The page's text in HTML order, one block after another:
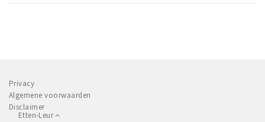
Privacy
Algemene voorwaarden
Disclaimer
Etten-Leur